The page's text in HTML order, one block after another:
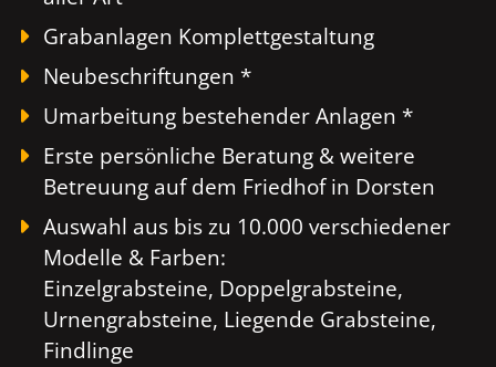
Grabanlagen Komplettgestaltung
Neubeschriftungen *
Umarbeitung bestehender Anlagen *
Erste persönliche Beratung & weitere
Betreuung auf dem Friedhof in Dorsten
Auswahl aus bis zu 10.000 verschiedener
Modelle & Farben:
Einzelgrabsteine, Doppelgrabsteine,
Urnengrabsteine, Liegende Grabsteine,
Findlinge